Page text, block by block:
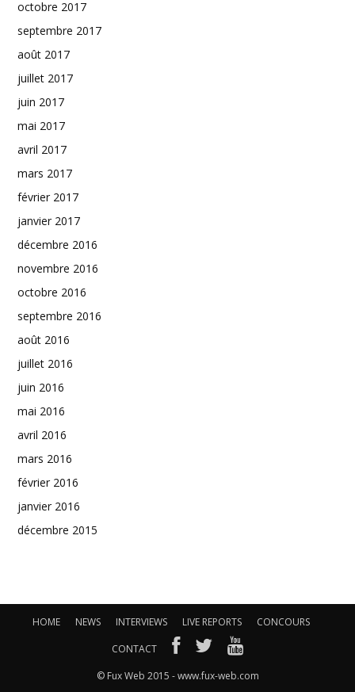
octobre 2017
septembre 2017
août 2017
juillet 2017
juin 2017
mai 2017
avril 2017
mars 2017
février 2017
janvier 2017
décembre 2016
novembre 2016
octobre 2016
septembre 2016
août 2016
juillet 2016
juin 2016
mai 2016
avril 2016
mars 2016
février 2016
janvier 2016
décembre 2015
HOME NEWS INTERVIEWS LIVE REPORTS
CONCOURS
CONTACT
© Fux Web 2015 - www.fux-web.com